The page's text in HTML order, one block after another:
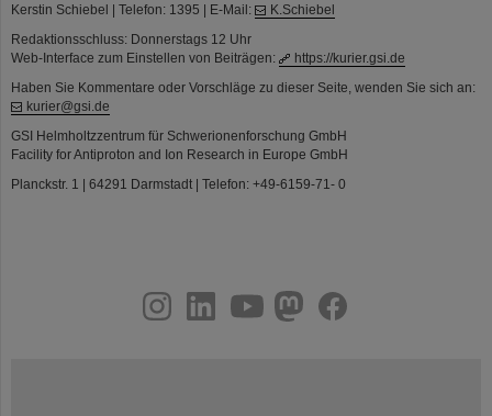
Kerstin Schiebel | Telefon: 1395 | E-Mail:
K.Schiebel
Redaktionsschluss: Donnerstags 12 Uhr
Web-Interface zum Einstellen von Beiträgen:
https://kurier.gsi.de
Haben Sie Kommentare oder Vorschläge zu dieser Seite, wenden Sie sich an:
kurier@gsi.de
GSI Helmholtzzentrum für Schwerionenforschung GmbH
Facility for Antiproton and Ion Research in Europe GmbH
Planckstr. 1 | 64291 Darmstadt | Telefon: +49-6159-71- 0
youtube
helmholtz.social
facebook